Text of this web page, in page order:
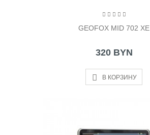
GEOFOX MID 702 ХЕ
320 BYN
В КОРЗИНУ